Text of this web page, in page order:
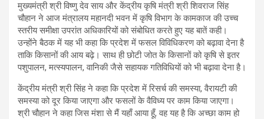
मुख्यमंत्री श्री विष्णु देव साय और केंद्रीय कृषि मंत्री श्री शिवराज सिंह
चौहान ने आज मंत्रालय महानदी भवन में कृषि विभाग के कामकाज की उच्च
स्तरीय समीक्षा उपरांत अधिकारियों को संबोधित करते हुए यह बातें कही।
उन्होंने बैठक में यह भी कहा कि प्रदेश में फसल विविधिकरण को बढ़ावा देना है
ताकि किसानों की आय बढ़े। साथ ही छोटी जोत के किसानों को कृषि से इतर
पशुपालन, मत्स्यपालन, वानिकी जैसे सहायक गतिविधियों को भी बढ़ावा देना है।
केंद्रीय मंत्री श्री सिंह ने कहा कि प्रदेश में रिसर्च की समस्या, वैरायटी की
समस्या को दूर किया जाएगा और फसलों के वैविध्य पर काम किया जाएगा।
श्री चौहान ने कहा जिस मंशा से मैं यहाँ आया हूँ, वह यह है कि अच्छा काम हो